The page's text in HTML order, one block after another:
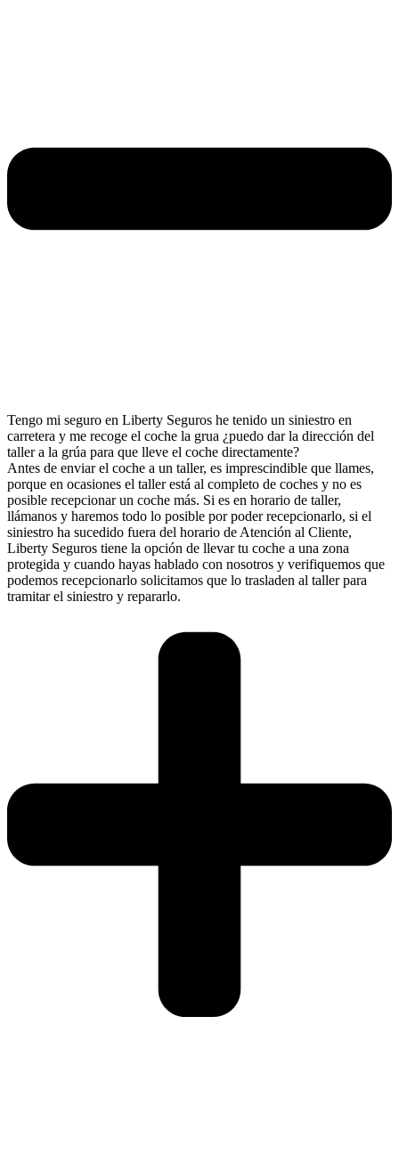
Tengo mi seguro en Liberty Seguros he tenido un siniestro en
carretera y me recoge el coche la grua ¿puedo dar la dirección del
taller a la grúa para que lleve el coche directamente?
Antes de enviar el coche a un taller, es imprescindible que llames,
porque en ocasiones el taller está al completo de coches y no es
posible recepcionar un coche más. Si es en horario de taller,
llámanos y haremos todo lo posible por poder recepcionarlo, si el
siniestro ha sucedido fuera del horario de Atención al Cliente,
Liberty Seguros tiene la opción de llevar tu coche a una zona
protegida y cuando hayas hablado con nosotros y verifiquemos que
podemos recepcionarlo solicitamos que lo trasladen al taller para
tramitar el siniestro y repararlo.